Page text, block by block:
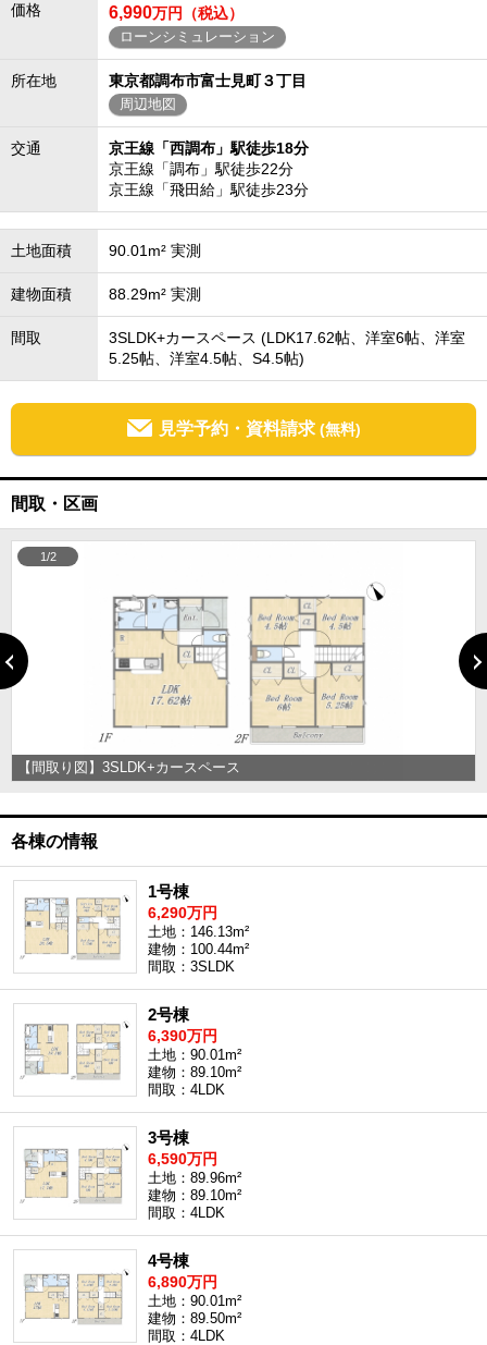
価格 6,990万円（税込）
ローンシミュレーション
所在地 東京都調布市富士見町３丁目
周辺地図
交通
京王線「西調布」駅徒歩18分
京王線「調布」駅徒歩22分
京王線「飛田給」駅徒歩23分
土地面積 90.01m² 実測
建物面積 88.29m² 実測
間取
3SLDK+カースペース (LDK17.62帖、洋室6帖、洋室
5.25帖、洋室4.5帖、S4.5帖)
見学予約・資料請求 (無料)
間取・区画
【間取り図】3SLDK+カースペース
1/2
各棟の情報
1号棟
6,290万円
土地：146.13m²
建物：100.44m²
間取：3SLDK
2号棟
6,390万円
土地：90.01m²
建物：89.10m²
間取：4LDK
3号棟
6,590万円
土地：89.96m²
建物：89.10m²
間取：4LDK
4号棟
6,890万円
土地：90.01m²
建物：89.50m²
間取：4LDK